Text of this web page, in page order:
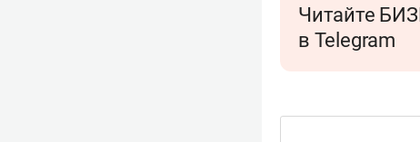
Читайте
в Telegram